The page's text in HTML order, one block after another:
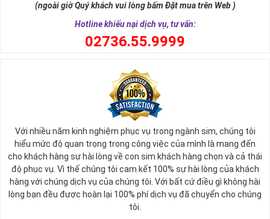
Ý nghĩa sim tứ quý 2
Theo quan niệm phong thủy
Số 2 tượng trưng cho sự cân bằng, hài hòa của âm dương và đất
trời. Sự cân bằng này giúp cho mọi việc đều thuận lợi và mang lại
nhiều may mắn trong cuộc sống và kinh doanh.
Số 2 còn biểu trưng cho lòng tốt, sự ổn định và tính hai mặt của
mọi vấn đề. Số 2 giúp cho họ có được sự lựa chọn, để đưa ra
những hướng giải quyết đúng đắn nhắt.
(ngoài giờ Quý khách vui lòng bấm Đặt mua trên Web )
Hotline khiếu nại dịch vụ, tư vấn:
02736.55.9999
Với nhiều năm kinh nghiệm phục vụ trong ngành sim, chúng tôi
hiểu mức độ quan trọng trong công việc của mình là mang đến
cho khách hàng sự hài lòng về con sim khách hàng chọn và cả thái
độ phục vụ. Vì thế chúng tôi cam kết 100% sự hài lòng của khách
hàng với chúng dịch vụ của chúng tôi. Với bất cứ điều gì không hài
lòng bạn đều được hoàn lại 100% phí dịch vụ đã chuyển cho chúng
tôi.